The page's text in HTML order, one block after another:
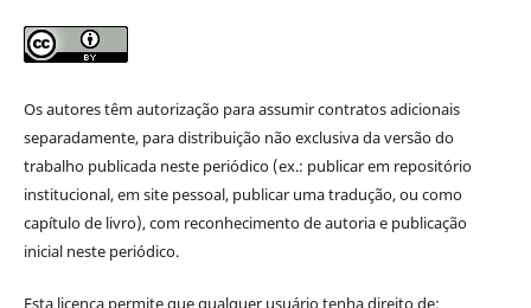
Os autores têm autorização para assumir contratos adicionais
separadamente, para distribuição não exclusiva da versão do
trabalho publicada neste periódico (ex.: publicar em repositório
institucional, em site pessoal, publicar uma tradução, ou como
capítulo de livro), com reconhecimento de autoria e publicação
inicial neste periódico.
Esta licença permite que qualquer usuário tenha direito de: